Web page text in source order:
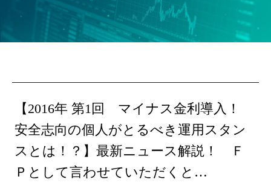
【2016年 第1回 マイナス金利導入！
安全志向の個人がとるべき運用スタン
スとは！？】最新ニュース解説！ Ｆ
Ｐとして言わせていただくと…